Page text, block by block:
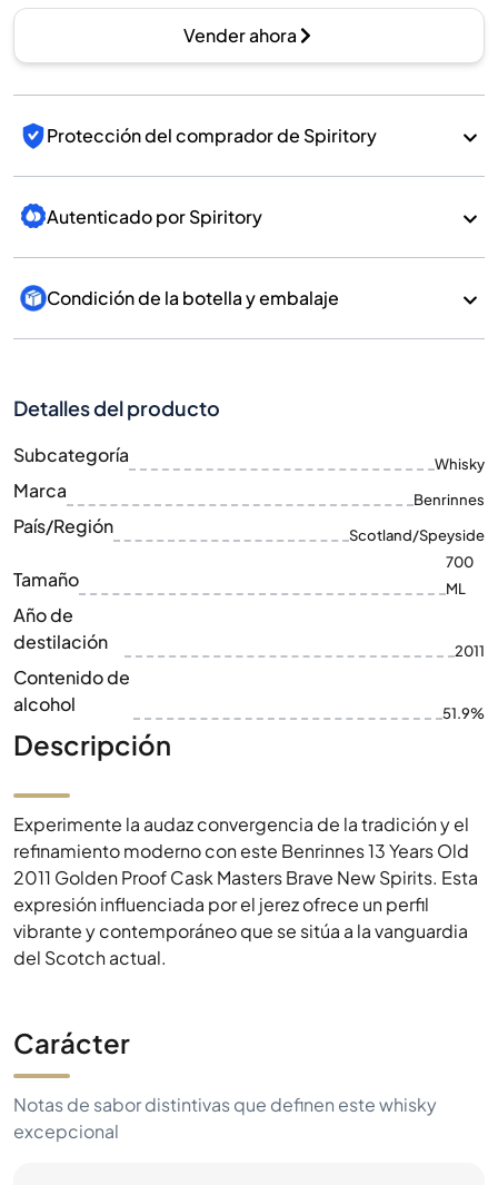
Vender ahora
Protección del comprador de Spiritory
Autenticado por Spiritory
Condición de la botella y embalaje
Detalles del producto
Subcategoría Whisky
Marca Benrinnes
País/Región Scotland/Speyside
Tamaño
700
ML
Año de
destilación
2011
Contenido de
alcohol
51.9%
Descripción
Experimente la audaz convergencia de la tradición y el
refinamiento moderno con este Benrinnes 13 Years Old
2011 Golden Proof Cask Masters Brave New Spirits. Esta
expresión influenciada por el jerez ofrece un perfil
vibrante y contemporáneo que se sitúa a la vanguardia
del Scotch actual.
Carácter
Notas de sabor distintivas que definen este whisky
excepcional